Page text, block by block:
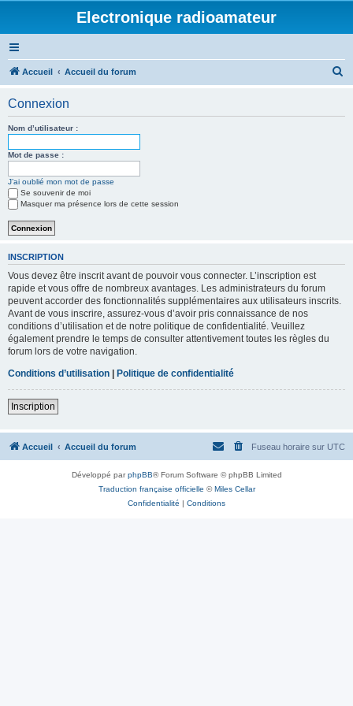
Electronique radioamateur
Accueil Accueil du forum
Connexion
Nom d’utilisateur :
Mot de passe :
J’ai oublié mon mot de passe
Se souvenir de moi
Masquer ma présence lors de cette session
INSCRIPTION
Vous devez être inscrit avant de pouvoir vous connecter. L’inscription est
rapide et vous offre de nombreux avantages. Les administrateurs du forum
peuvent accorder des fonctionnalités supplémentaires aux utilisateurs inscrits.
Avant de vous inscrire, assurez-vous d’avoir pris connaissance de nos
conditions d’utilisation et de notre politique de confidentialité. Veuillez
également prendre le temps de consulter attentivement toutes les règles du
forum lors de votre navigation.
Conditions d’utilisation | Politique de confidentialité
Inscription
Accueil Accueil du forum Fuseau horaire sur UTC
Développé parphpBB® Forum Software © phpBB Limited
Traduction française officielle ©Miles Cellar
Confidentialité | Conditions